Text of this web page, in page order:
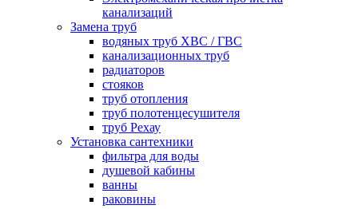
канализаций
Замена труб
водяных труб ХВС / ГВС
канализационных труб
радиаторов
стояков
труб отопления
труб полотенцесушителя
труб Рехау
Установка сантехники
фильтра для воды
душевой кабины
ванны
раковины